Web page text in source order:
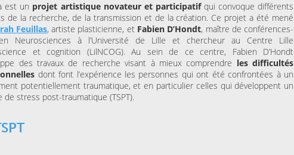
est un projet artistique novateur et participatifqui convoque différents
de la recherche, de la transmission et de la création. Ce projet a été mené
Feuillas, artiste plasticienne, et Fabien D’Hondt, maître de conférences-
Neurosciences à l’Université de Lille et chercheur au Centre Lille
et cognition (LilNCOG). Au sein de ce centre, Fabien D’Hondt
des travaux de recherche visant à mieux comprendre les difficultés
dont font l’expérience les personnes qui ont été confrontées à un
potentiellement traumatique, et en particulier celles qui développent un
de stress post-traumatique (TSPT).
JEUDI 15 OCTOBRE 2026
MAISON FOLIE MOULINS
Le Syndrome du
Spaghetti de la Cie Lolium
VENDREDI 06 NOVEMBRE 2026
ESPACE AGORA (CENTRE
CULTUREL)
Là-bas, le voyage
Goldman – Tribute Jean-
Jacques Goldman
MERCREDI 04 NOVEMBRE 2026
KINO CINÉ